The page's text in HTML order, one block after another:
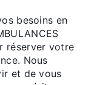
besoins en
réserver votre
Nous
et de vous